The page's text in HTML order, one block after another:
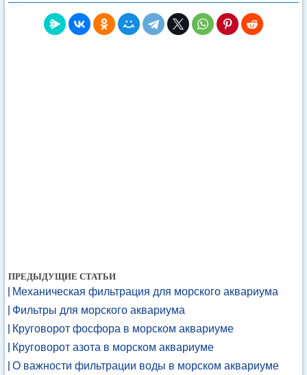
ПРЕДЫДУЩИЕ СТАТЬИ
Механическая фильтрация для морского аквариума
Фильтры для морского аквариума
Круговорот фосфора в морском аквариуме
Круговорот азота в морском аквариуме
О важности фильтрации воды в морском аквариуме